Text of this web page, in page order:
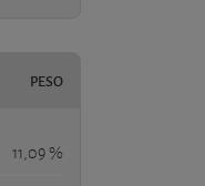
PESO
11,09 %